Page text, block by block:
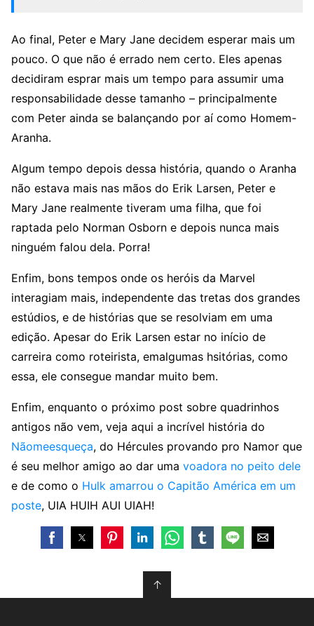
Ao final, Peter e Mary Jane decidem esperar mais um
pouco. O que não é errado nem certo. Eles apenas
decidiram esprar mais um tempo para assumir uma
responsabilidade desse tamanho – principalmente
com Peter ainda se balançando por aí como Homem-
Aranha.
Algum tempo depois dessa história, quando o Aranha
não estava mais nas mãos do Erik Larsen, Peter e
Mary Jane realmente tiveram uma filha, que foi
raptada pelo Norman Osborn e depois nunca mais
ninguém falou dela. Porra!
Enfim, bons tempos onde os heróis da Marvel
interagiam mais, independente das tretas dos grandes
estúdios, e de histórias que se resolviam em uma
edição. Apesar do Erik Larsen estar no início de
carreira como roteirista, emalgumas hsitórias, como
essa, ele consegue mandar muito bem.
Enfim, enquanto o próximo post sobre quadrinhos
antigos não vem, veja aqui a incrível história do
Nãomeesqueça, do Hércules provando pro Namor que
é seu melhor amigo ao dar uma voadora no peito dele
e de como o Hulk amarrou o Capitão América em um
poste, UIA HUIH AUI UIAH!
↑